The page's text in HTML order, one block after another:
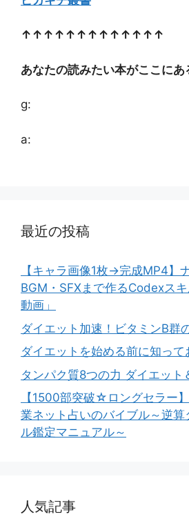
↑↑↑↑↑↑↑↑↑↑↑↑↑
あなたの読みたい本がここにあ
g:
a:
最近の投稿
【キャラ画像1枚→完成MP4】
BGM・SFXまで作るCodexス
動画」
ダイエット加速！ビタミンB群
ダイエットを始める前に知っ
タンパク質8つの力 ダイエット
【1500部突破☆ロングセラー
業ネット占いのバイブル～逆算
ル鑑定マニュアル～
人気記事